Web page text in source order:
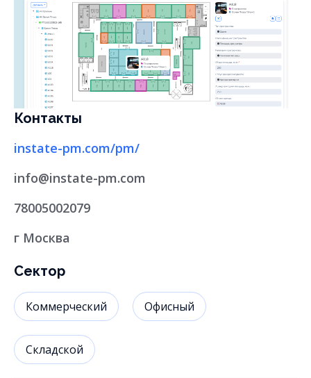
- Создание печатных форм документов
- Отчёты и аналитика
- Личный кабинет арендатора
Контакты
instate-pm.com/pm/
info@instate-pm.com
78005002079
г Москва
Сектор
Коммерческий Офисный
Складской